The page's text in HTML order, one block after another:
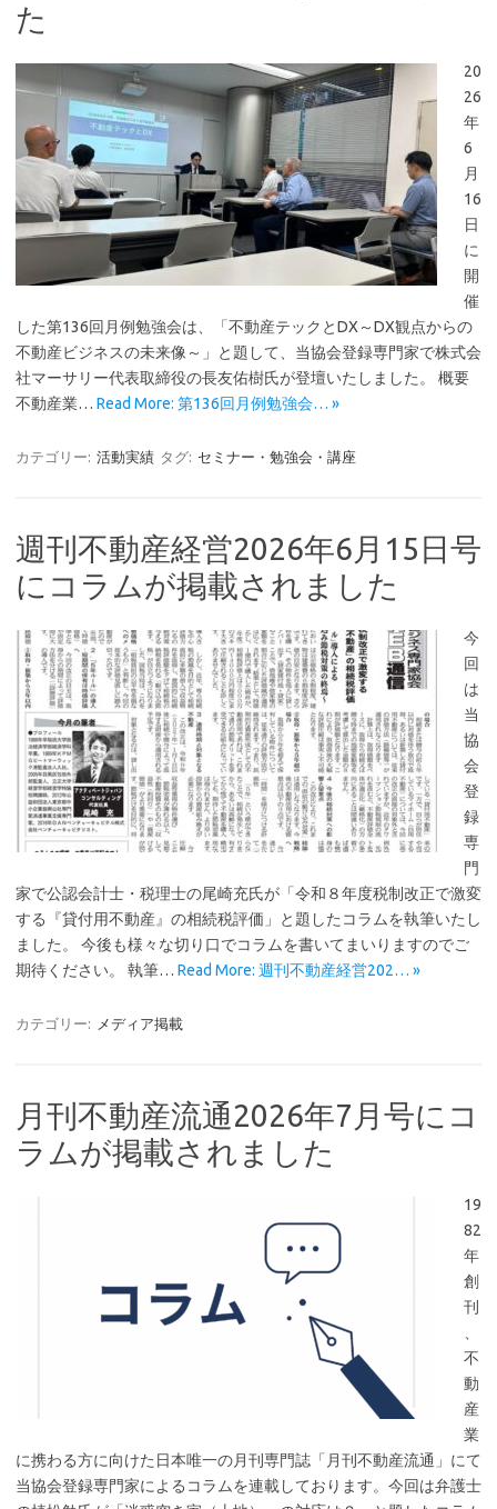
た
20
26
年
6
月
16
日
に
開
催
した第136回月例勉強会は、「不動産テックとDX～DX観点からの
不動産ビジネスの未来像～」と題して、当協会登録専門家で株式会
社マーサリー代表取締役の長友佑樹氏が登壇いたしました。 概要
不動産業… Read More: 第136回月例勉強会… »
カテゴリー: 活動実績 タグ: セミナー・勉強会・講座
週刊不動産経営2026年6月15日号
にコラムが掲載されました
今
回
は
当
協
会
登
録
専
門
家で公認会計士・税理士の尾崎充氏が「令和８年度税制改正で激変
する『貸付用不動産』の相続税評価」と題したコラムを執筆いたし
ました。 今後も様々な切り口でコラムを書いてまいりますのでご
期待ください。 執筆… Read More: 週刊不動産経営202… »
カテゴリー: メディア掲載
月刊不動産流通2026年7月号にコ
ラムが掲載されました
19
82
年
創
刊
不
動
産
業
に携わる方に向けた日本唯一の月刊専門誌「月刊不動産流通」にて
当協会登録専門家によるコラムを連載しております。今回は弁護士